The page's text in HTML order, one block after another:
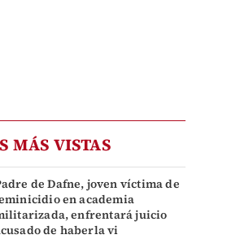
MÁS VISTAS
de Dafne, joven víctima de
en academia
enfrentará juicio
de haberla vi